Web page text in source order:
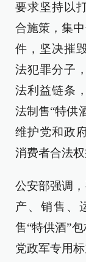
要求坚持以
合施策，集
件，坚决摧
法犯罪分子
法利益链条
法制售“特供
维护党和政
消费者合法权
公安部强调
产、销售、
售“特供酒”
党政军专用